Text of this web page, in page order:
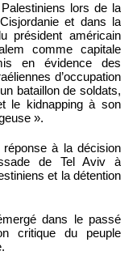
lors de la
et dans la
président américain
comme capitale
en évidence des
d’occupation
bataillon de soldats,
le kidnapping à son
».
à la décision
de Tel Aviv à
et la détention
dans le passé
critique du peuple